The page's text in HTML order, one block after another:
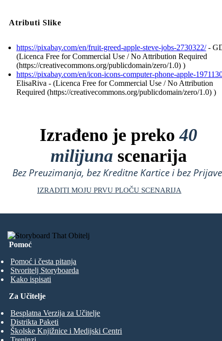
Atributi Slike
https://pixabay.com/en/fruit-greed-apple-steve-jobs-2730322/-
(Licenca Free for Commercial Use / No Attribution Required
(https://creativecommons.org/publicdomain/zero/1.0) )
https://pixabay.com/en/icon-icons-computer-phone-apple-
ElisaRiva - (Licenca Free for Commercial Use / No Attribution
Required (https://creativecommons.org/publicdomain/zero/1.0) )
Izrađeno je preko40
milijuna scenarija
Bez Preuzimanja, bez Kreditne Kartice i bez
IZRADITI MOJU PRVU PLOČU SCENARIJA
Pomoć
Pomoć i česta pitanja
Stvoritelj Storyboarda
Kako ispisati
Za Učitelje
Besplatna Verzija za Učitelje
Distrikta Paketi
Školske Knjižnice i Medijski Centri